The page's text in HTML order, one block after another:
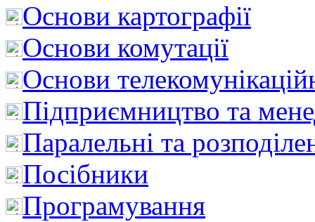
Основи картографії
Основи комутації
Основи
Підприємництво та
Паралельні та
Посібники
Програмування